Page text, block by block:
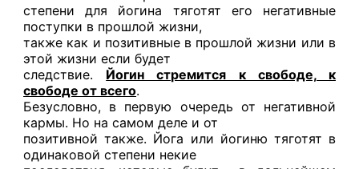
степени для йогина тяготят его негативные
поступки в прошлой жизни,
также как и позитивные в прошлой жизни или в
этой жизни если будет
следствие. Йогин стремится к свободе, к
свободе от всего.
Безусловно, в первую очередь от негативной
кармы. Но на самом деле и от
позитивной также. Йога или йогиню тяготят в
одинаковой степени некие